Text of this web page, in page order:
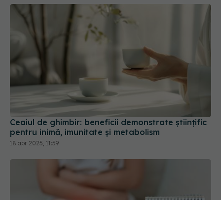
Ceaiul de ghimbir: beneficii demonstrate științific
pentru inimă, imunitate și metabolism
18 apr 2025, 11:59